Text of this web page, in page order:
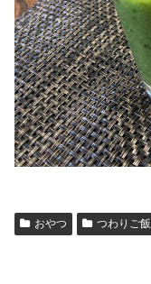
おやつ つわりご飯